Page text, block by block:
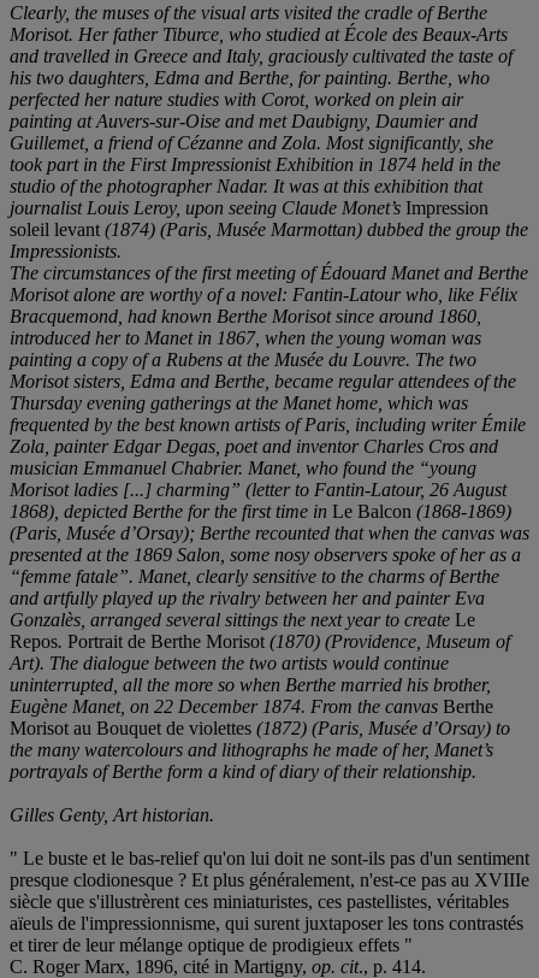
Clearly, the muses of the visual arts visited the cradle of Berthe
Morisot. Her father Tiburce, who studied at École des Beaux-Arts
and travelled in Greece and Italy, graciously cultivated the taste of
his two daughters, Edma and Berthe, for painting. Berthe, who
perfected her nature studies with Corot, worked on plein air
painting at Auvers-sur-Oise and met Daubigny, Daumier and
Guillemet, a friend of Cézanne and Zola. Most significantly, she
took part in the First Impressionist Exhibition in 1874 held in the
studio of the photographer Nadar. It was at this exhibition that
journalist Louis Leroy, upon seeing Claude Monet’s Impression
soleil levant (1874) (Paris, Musée Marmottan) dubbed the group the
Impressionists.
The circumstances of the first meeting of Édouard Manet and Berthe
Morisot alone are worthy of a novel: Fantin-Latour who, like Félix
Bracquemond, had known Berthe Morisot since around 1860,
introduced her to Manet in 1867, when the young woman was
painting a copy of a Rubens at the Musée du Louvre. The two
Morisot sisters, Edma and Berthe, became regular attendees of the
Thursday evening gatherings at the Manet home, which was
frequented by the best known artists of Paris, including writer Émile
Zola, painter Edgar Degas, poet and inventor Charles Cros and
musician Emmanuel Chabrier. Manet, who found the “young
Morisot ladies [...] charming” (letter to Fantin-Latour, 26 August
1868), depicted Berthe for the first time in Le Balcon (1868-1869)
(Paris, Musée d’Orsay); Berthe recounted that when the canvas was
presented at the 1869 Salon, some nosy observers spoke of her as a
“femme fatale”. Manet, clearly sensitive to the charms of Berthe
and artfully played up the rivalry between her and painter Eva
Gonzalès, arranged several sittings the next year to create Le
Repos. Portrait de Berthe Morisot (1870) (Providence, Museum of
Art). The dialogue between the two artists would continue
uninterrupted, all the more so when Berthe married his brother,
Eugène Manet, on 22 December 1874. From the canvas Berthe
Morisot au Bouquet de violettes (1872) (Paris, Musée d’Orsay) to
the many watercolours and lithographs he made of her, Manet’s
portrayals of Berthe form a kind of diary of their relationship.
Gilles Genty, Art historian.
" Le buste et le bas-relief qu'on lui doit ne sont-ils pas d'un sentiment
presque clodionesque ? Et plus généralement, n'est-ce pas au XVIIIe
siècle que s'illustrèrent ces miniaturistes, ces pastellistes, véritables
aïeuls de l'impressionnisme, qui surent juxtaposer les tons contrastés
et tirer de leur mélange optique de prodigieux effets "
C. Roger Marx, 1896, cité in Martigny, op. cit., p. 414.